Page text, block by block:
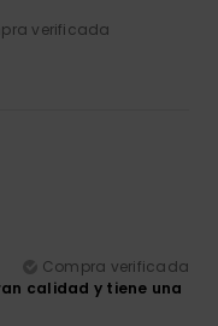
verificada
Compra verificada
calidad y tiene una